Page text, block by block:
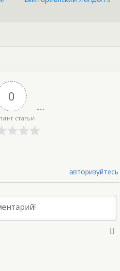
0
статьи
авторизуйтесь